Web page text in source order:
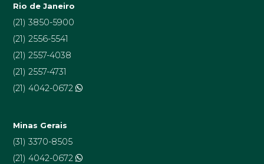
Rio de Janeiro
(21) 3850-5900
(21) 2556-5541
(21) 2557-4038
(21) 2557-4731
(21) 4042-0672
Minas Gerais
(31) 3370-8505
(21) 4042-0672